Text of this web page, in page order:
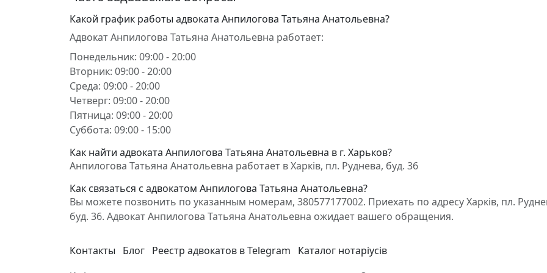
Какой график работы адвоката Анпилогова Татьяна Анатольевна?
Адвокат Анпилогова Татьяна Анатольевна работает:
Понедельник: 09:00 - 20:00
Вторник: 09:00 - 20:00
Среда: 09:00 - 20:00
Четверг: 09:00 - 20:00
Пятница: 09:00 - 20:00
Суббота: 09:00 - 15:00
Как найти адвоката Анпилогова Татьяна Анатольевна в г. Харьков?
Анпилогова Татьяна Анатольевна работает в Харків, пл. Руднева, буд. 36
Как связаться с адвокатом Анпилогова Татьяна Анатольевна?
Вы можете позвонить по указанным номерам, 380577177002. Приехать по адресу Харків, пл.
буд. 36. Адвокат Анпилогова Татьяна Анатольевна ожидает вашего обращения.
Контакты Блог Реестр адвокатов в Telegram Каталог нотаріусів